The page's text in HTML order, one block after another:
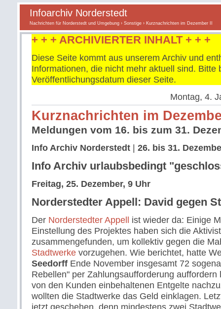
Infoarchiv Norderstedt
Nachrichten für Norderstedt und Umgebung › Sonstige › Kurznachrichten im Dezember II
+ + + ARCHIVIERTER INHALT + + +
Diese Seite kommt aus unserem Archiv und
Informationen, die nicht mehr aktuell sind. Bitte
Veröffentlichungsdatum dieser Seite.
Montag, 4.
Kurznachrichten im
Meldungen vom 16. bis zum 31.
Info Archiv Norderstedt 26. bis 31.
Info Archiv urlaubsbedingt
Freitag, 25. Dezember, 9 Uhr
Norderstedter Appell: David gegen
Der Norderstedter Appell ist wieder da: Einige
Einstellung des Projektes haben sich die
zusammengefunden, um kollektiv gegen die
Stadtwerke vorzugehen. Wie berichtet, hatte
Seedorff Ende November insgesamt 72
Rebellen" per Zahlungsaufforderung auffordern
von den Kunden einbehaltenen Entgelte
wollten die Stadtwerke das Geld einklagen.
jetzt geschehen, denn mindestens zwei